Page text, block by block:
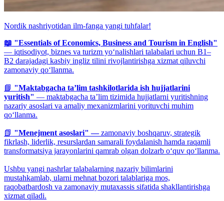
Nordik nashriyotidan ilm-fanga yangi tuhfalar!
📖 "Essentials of Economics, Business and Tourism in English"
— iqtisodiyot, biznes va turizm yo‘nalishlari talabalari uchun B1–
B2 darajadagi kasbiy ingliz tilini rivojlantirishga xizmat qiluvchi
zamonaviy qo‘llanma.
📘 "Maktabgacha ta’lim tashkilotlarida ish hujjatlarini
yuritish" — maktabgacha ta’lim tizimida hujjatlarni yuritishning
nazariy asoslari va amaliy mexanizmlarini yorituvchi muhim
qo‘llanma.
📗 "Menejment asoslari" —zamonaviy boshqaruv, strategik
fikrlash, liderlik, resurslardan samarali foydalanish hamda raqamli
transformatsiya jarayonlarini qamrab olgan dolzarb o‘quv qo‘llanma.
Ushbu yangi nashrlar talabalarning nazariy bilimlarini
mustahkamlab, ularni mehnat bozori talablariga mos,
raqobatbardosh va zamonaviy mutaxassis sifatida shakllantirishga
xizmat qiladi.